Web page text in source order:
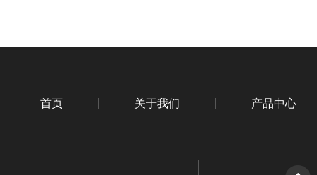
首页 关于我们 产品中心